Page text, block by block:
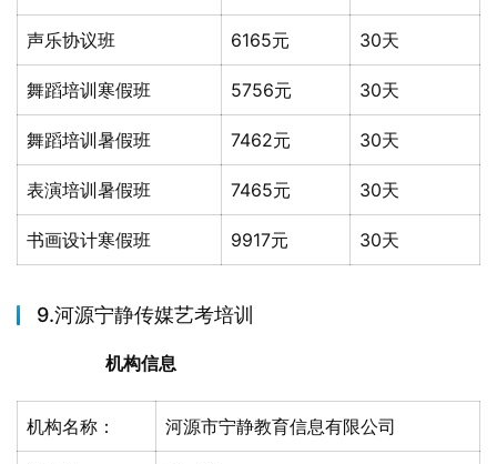
声乐协议班 6165元 30天
舞蹈培训寒假班 5756元 30天
舞蹈培训暑假班 7462元 30天
表演培训暑假班 7465元 30天
书画设计寒假班 9917元 30天
9.河源宁静传媒艺考培训
机构信息
机构名称： 河源市宁静教育信息有限公司